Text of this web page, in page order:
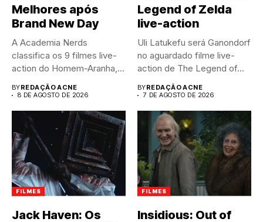
Melhores após
Brand New Day
A Academia Nerds
classifica os 9 filmes live-
action do Homem-Aranha,
BYREDAÇÃO ACNE
8 DE AGOSTO DE 2026
Legend of Zelda
live-action
Uli Latukefu será Ganondorf
no aguardado filme live-
action de The Legend of...
BYREDAÇÃO ACNE
7 DE AGOSTO DE 2026
FILMES
Jack Haven: Os
FILMES
Insidious: Out of